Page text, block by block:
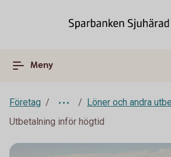
Meny
Företag
Löner och andra
Utbetalning inför högtid